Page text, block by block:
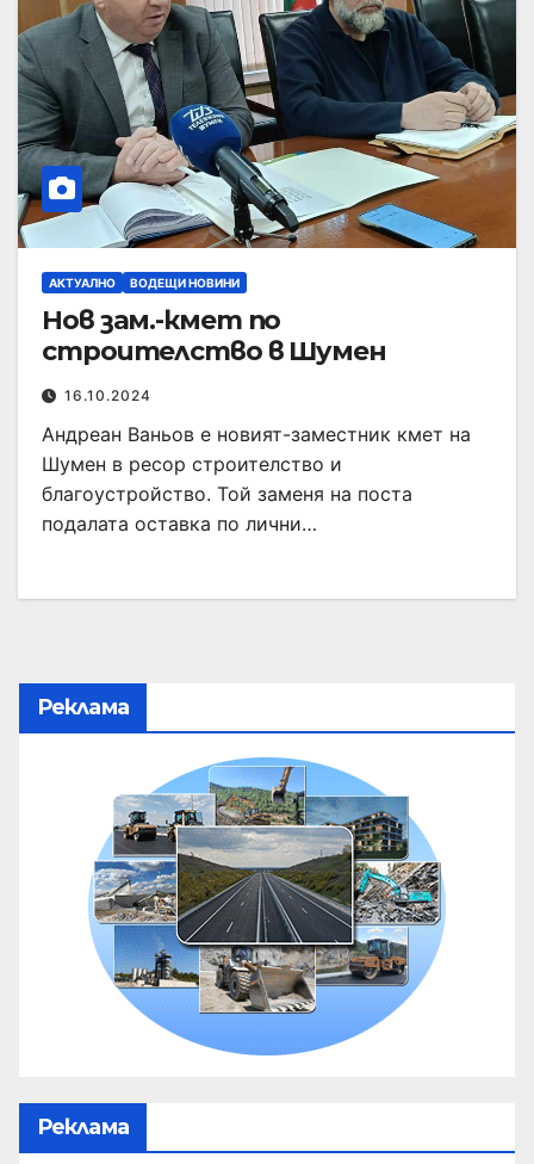
АКТУАЛНО ВОДЕЩИ НОВИНИ
Нов зам.-кмет по
строителство в Шумен
16.10.2024
Андреан Ваньов е новият-заместник кмет на
Шумен в ресор строителство и
благоустройство. Той заменя на поста
подалата оставка по лични…
Реклама
Реклама